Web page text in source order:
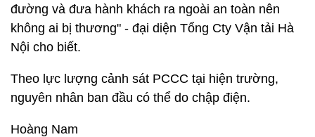
đường và đưa hành khách ra ngoài an toàn nên
không ai bị thương" - đại diện Tổng Cty Vận tải Hà
Nội cho biết.
Theo lực lượng cảnh sát PCCC tại hiện trường,
nguyên nhân ban đầu có thể do chập điện.
Hoàng Nam